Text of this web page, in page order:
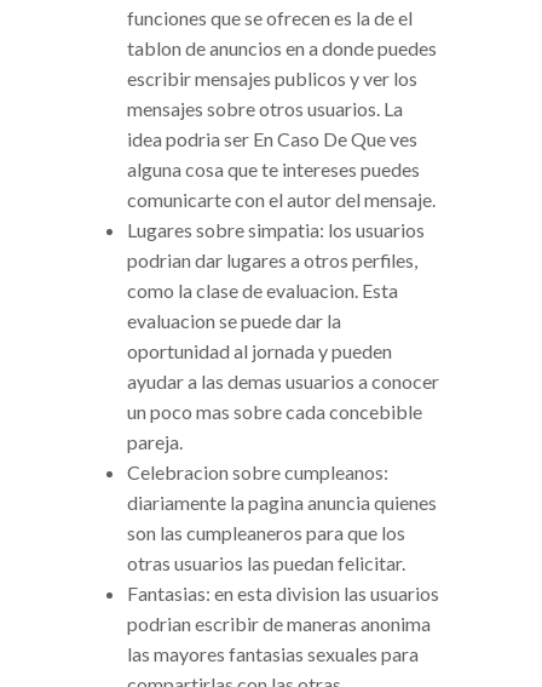
funciones que se ofrecen es la de el
tablon de anuncios en a donde puedes
escribir mensajes publicos y ver los
mensajes sobre otros usuarios. La
idea podri­a ser En Caso De Que ves
alguna cosa que te intereses puedes
comunicarte con el autor del mensaje.
Lugares sobre simpatia: los usuarios
podri­an dar lugares a otros perfiles,
como la clase de evaluacion. Esta
evaluacion se puede dar la
oportunidad al jornada y pueden
ayudar a las demas usuarios a conocer
un poco mas sobre cada concebible
pareja.
Celebracion sobre cumpleanos:
diariamente la pagina anuncia quienes
son las cumpleaneros para que los
otras usuarios las puedan felicitar.
Fantasias: en esta division las usuarios
podri­an escribir de maneras anonima
las mayores fantasias sexuales para